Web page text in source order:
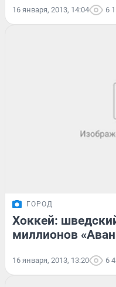
16 января, 2013, 14:04 6
ГОРОД
Хоккей:
миллионов
16 января, 2013, 13:20 6